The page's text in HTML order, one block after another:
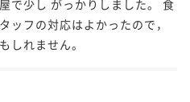
で少し がっかりしました。 食
ッフの対応はよかったので，
しれません。